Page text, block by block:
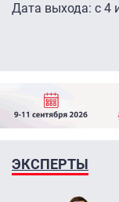
Дата выхода: с 4
ЭКСПЕРТЫ